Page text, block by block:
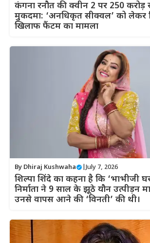
कंगना रनौत की क्वीन 2 पर 250 करोड़
मुकदमा: ‘अनधिकृत सीक्वल’ को लेकर
खिलाफ फैंटम का मामला
By Dhiraj Kushwaha July 7, 2026
शिल्पा शिंदे का कहना है कि ‘भाभीजी
निर्माता ने 9 साल के झूठे यौन उत्पीड़न
उनसे वापस आने की ‘विनती’ की थी।